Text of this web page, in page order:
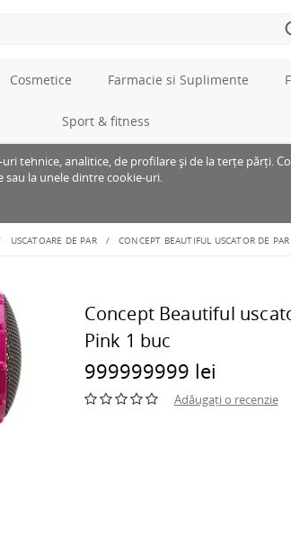
Cosmetice Farmacie si Suplimente
Sport & fitness
tehnice, analitice, de profilare și de la terțe părți.
la unele dintre cookie-uri.
USCATOARE DE PAR CONCEPT BEAUTIFUL USCATOR DE
Concept Beautiful
Pink 1 buc
999999999 lei
Adăugați o recenzie